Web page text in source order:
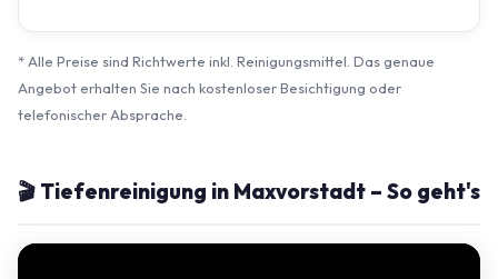
* Alle Preise sind Richtwerte inkl. Reinigungsmittel. Das genaue
Angebot erhalten Sie nach kostenloser Besichtigung oder
telefonischer Absprache.
🎬 Tiefenreinigung in Maxvorstadt – So geht's